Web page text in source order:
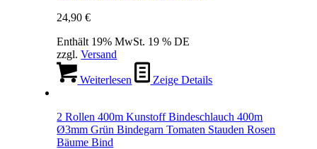
24,90€
Enthält 19% MwSt. 19 % DE
zzgl.Versand
Weiterlesen Zeige Details
2 Rollen 400m Kunstoff Bindeschlauch 400m
Ø3mm Grün Bindegarn Tomaten Stauden Rosen
Bäume Bind